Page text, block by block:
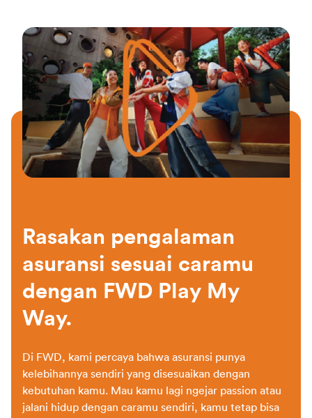
Rasakan pengalaman
asuransi sesuai caramu
dengan FWD Play My
Way.
Di FWD, kami percaya bahwa asuransi punya
kelebihannya sendiri yang disesuaikan dengan
kebutuhan kamu. Mau kamu lagi ngejar passion atau
jalani hidup dengan caramu sendiri, kamu tetap bisa